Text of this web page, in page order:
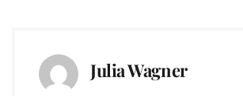
Julia Wagner